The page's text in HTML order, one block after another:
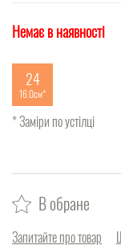
Немає в наявності
24
16.0см
* Заміри по устілці
В обране
Запитайте про товар